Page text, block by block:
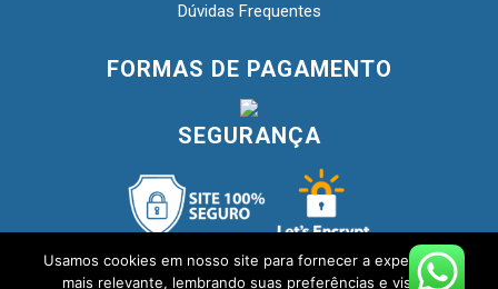
Dúvidas Frequentes
FORMAS DE PAGAMENTO
SEGURANÇA
Usamos cookies em nosso site para fornecer a experiência
mais relevante, lembrando suas preferências e visitas